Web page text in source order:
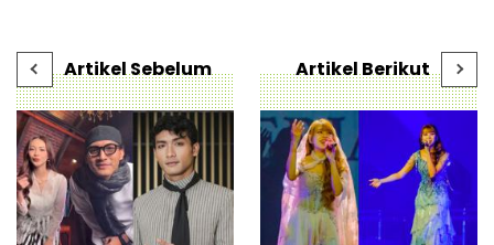
Artikel Sebelum Artikel Berikut